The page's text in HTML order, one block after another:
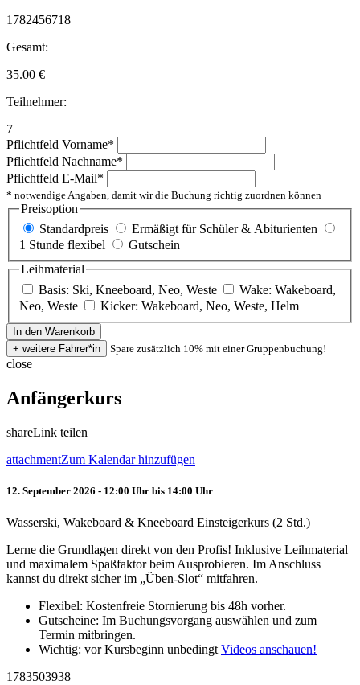
1782456718
Gesamt:
35.00 €
Teilnehmer:
7
Pflichtfeld Vorname*
Pflichtfeld Nachname*
Pflichtfeld E-Mail*
* notwendige Angaben, damit wir die Buchung richtig zuordnen können
Preisoption
Standardpreis
Ermäßigt für Schüler & Abiturienten
1 Stunde flexibel
Gutschein
Leihmaterial
Basis: Ski, Kneeboard, Neo, Weste
Wake: Wakeboard,
Neo, Weste
Kicker: Wakeboard, Neo, Weste, Helm
Spare zusätzlich 10% mit einer Gruppenbuchung!
close
Anfängerkurs
shareLink teilen
attachmentZum Kalendar hinzufügen
12. September 2026 - 12:00 Uhr bis 14:00 Uhr
Wasserski, Wakeboard & Kneeboard Einsteigerkurs (2 Std.)
Lerne die Grundlagen direkt von den Profis! Inklusive Leihmaterial
und maximalem Spaßfaktor beim Ausprobieren. Im Anschluss
kannst du direkt sicher im „Üben-Slot“ mitfahren.
Flexibel: Kostenfreie Stornierung bis 48h vorher.
Gutscheine: Im Buchungsvorgang auswählen und zum
Termin mitbringen.
Wichtig: vor Kursbeginn unbedingt Videos anschauen!
1783503938